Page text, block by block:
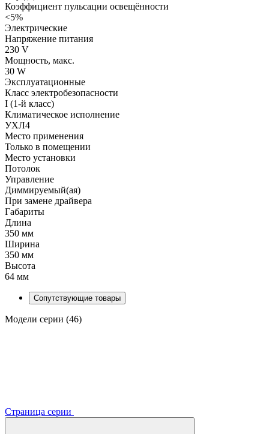
Коэффициент пульсации освещённости
<5%
Электрические
Напряжение питания
230 V
Мощность, макс.
30 W
Эксплуатационные
Класс электробезопасности
I (1-й класс)
Климатическое исполнение
УХЛ4
Место применения
Только в помещении
Место установки
Потолок
Управление
Диммируемый(ая)
При замене драйвера
Габариты
Длина
350 мм
Ширина
350 мм
Высота
64 мм
Сопутствующие товары
Модели серии (46)
Страница серии